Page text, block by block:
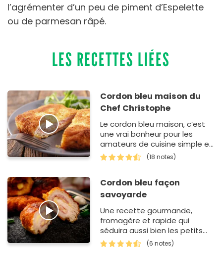
l’agrémenter d’un peu de piment d’Espelette
ou de parmesan râpé.
LES RECETTES LIÉES
Cordon bleu maison du
Chef Christophe
Le cordon bleu maison, c’est
une vrai bonheur pour les
amateurs de cuisine simple et
gourmande. Avec du fromage
fondant et du jambon bien
(18 notes)
Cordon bleu façon
savoyarde
Une recette gourmande,
fromagère et rapide qui
séduira aussi bien les petits
que les grands !(6 notes)